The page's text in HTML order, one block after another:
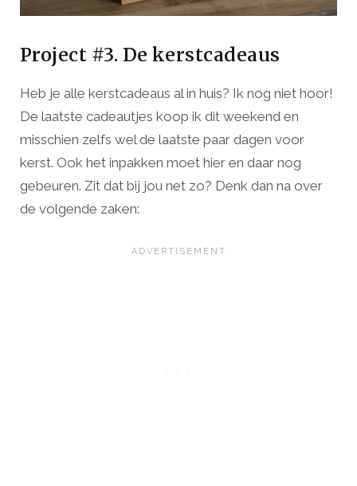
Project #3. De kerstcadeaus
Heb je alle kerstcadeaus al in huis? Ik nog niet hoor!
De laatste cadeautjes koop ik dit weekend en
misschien zelfs wel de laatste paar dagen voor
kerst. Ook het inpakken moet hier en daar nog
gebeuren. Zit dat bij jou net zo? Denk dan na over
de volgende zaken: